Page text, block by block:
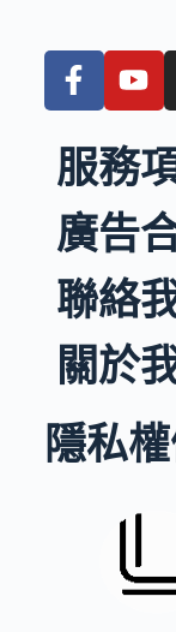
服務
廣告
聯絡
關於
隱私